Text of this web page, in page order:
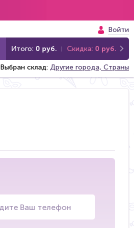
Войти
Итого: 0 руб. Скидка: 0 руб.
Выбран склад: Другие города, Страны